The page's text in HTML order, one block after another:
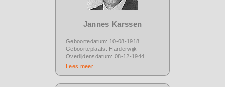
Jannes Karssen
Geboortedatum: 10-08-1918
Geboorteplaats: Harderwijk
Overlijdensdatum: 08-12-1944
Lees meer